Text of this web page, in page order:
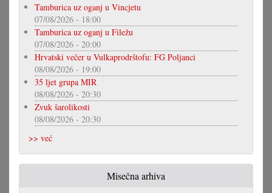
Tamburica uz oganj u Vincjetu
07/08/2026 - 18:00
Tamburica uz oganj u Filežu
07/08/2026 - 20:00
Hrvatski večer u Vulkaprodrštofu: FG Poljanci
08/08/2026 - 19:00
35 ljet grupa MIR
08/08/2026 - 20:30
Zvuk šarolikosti
08/08/2026 - 20:30
>> već
Misečna arhiva